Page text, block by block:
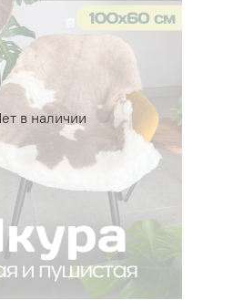
в наличии